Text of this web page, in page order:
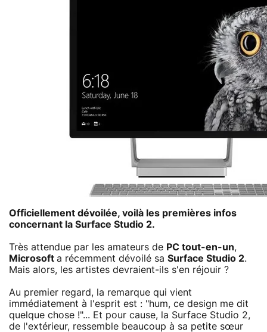
Officiellement dévoilée, voilà les premières infos
concernant la Surface Studio 2.
Très attendue par les amateurs de PC tout-en-un,
Microsoft a récemment dévoilé sa Surface Studio 2.
Mais alors, les artistes devraient-ils s'en réjouir ?
Au premier regard, la remarque qui vient
immédiatement à l'esprit est : "hum, ce design me dit
quelque chose !"... Et pour cause, la Surface Studio 2,
de l'extérieur, ressemble beaucoup à sa petite sœur